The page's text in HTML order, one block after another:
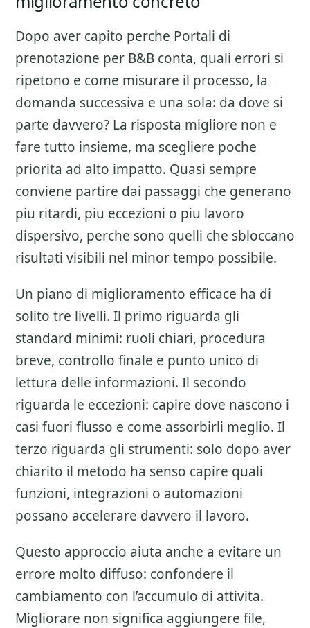
Dopo aver capito perche Portali di
prenotazione per B&B conta, quali errori si
ripetono e come misurare il processo, la
domanda successiva e una sola: da dove si
parte davvero? La risposta migliore non e
fare tutto insieme, ma scegliere poche
priorita ad alto impatto. Quasi sempre
conviene partire dai passaggi che generano
piu ritardi, piu eccezioni o piu lavoro
dispersivo, perche sono quelli che sbloccano
risultati visibili nel minor tempo possibile.
Un piano di miglioramento efficace ha di
solito tre livelli. Il primo riguarda gli
standard minimi: ruoli chiari, procedura
breve, controllo finale e punto unico di
lettura delle informazioni. Il secondo
riguarda le eccezioni: capire dove nascono i
casi fuori flusso e come assorbirli meglio. Il
terzo riguarda gli strumenti: solo dopo aver
chiarito il metodo ha senso capire quali
funzioni, integrazioni o automazioni
possano accelerare davvero il lavoro.
Questo approccio aiuta anche a evitare un
errore molto diffuso: confondere il
cambiamento con l’accumulo di attivita.
Migliorare non significa aggiungere file,